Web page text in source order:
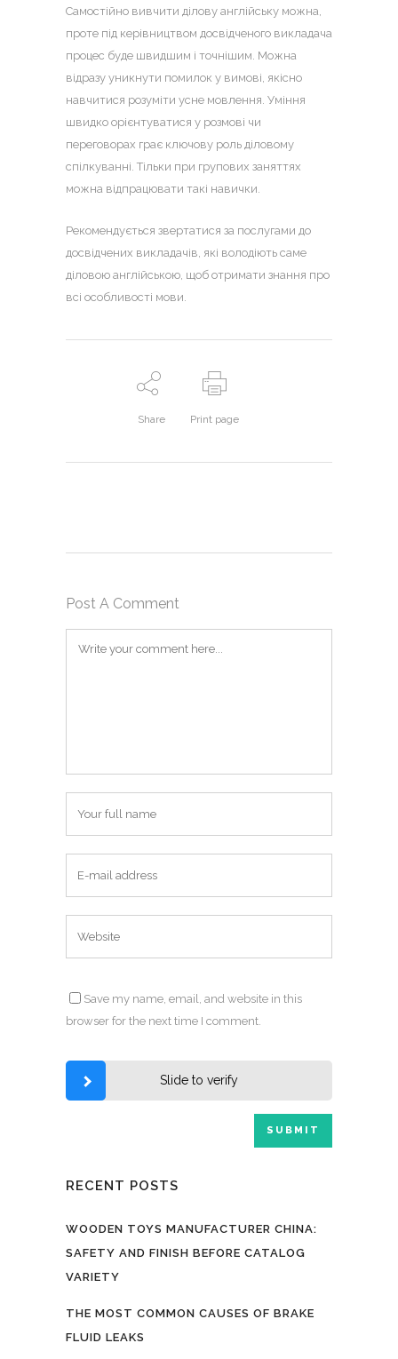
Самостійно вивчити ділову англійську можна,
проте під керівництвом досвідченого викладача
процес буде швидшим і точнішим. Можна
відразу уникнути помилок у вимові, якісно
навчитися розуміти усне мовлення. Уміння
швидко орієнтуватися у розмові чи
переговорах грає ключову роль діловому
спілкуванні. Тільки при групових заняттях
можна відпрацювати такі навички.
Рекомендується звертатися за послугами до
досвідчених викладачів, які володіють саме
діловою англійською, щоб отримати знання про
всі особливості мови.
Share Print page
Post A Comment
Save my name, email, and website in this
browser for the next time I comment.
Slide to verify
RECENT POSTS
WOODEN TOYS MANUFACTURER CHINA:
SAFETY AND FINISH BEFORE CATALOG
VARIETY
THE MOST COMMON CAUSES OF BRAKE
FLUID LEAKS